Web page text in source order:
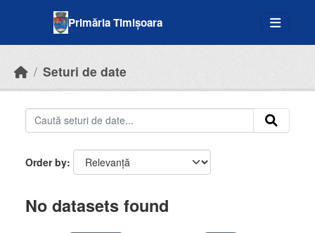
Primăria Timișoara
Seturi de date
Order by
No datasets found